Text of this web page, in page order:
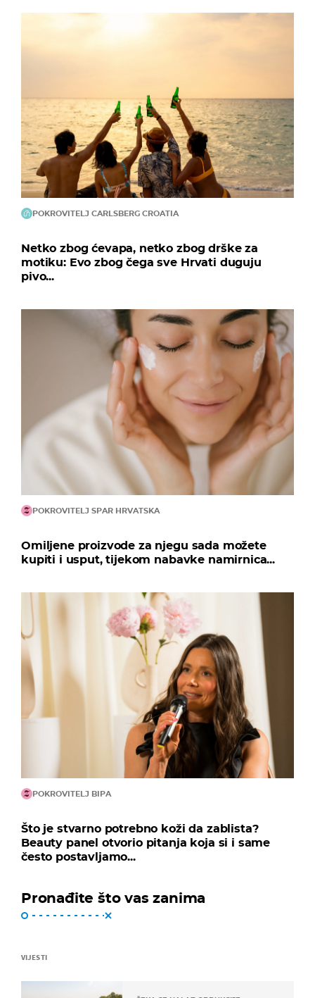
POKROVITELJ CARLSBERG CROATIA
Netko zbog ćevapa, netko zbog drške za
motiku: Evo zbog čega sve Hrvati duguju
pivo...
POKROVITELJ SPAR HRVATSKA
Omiljene proizvode za njegu sada možete
kupiti i usput, tijekom nabavke namirnica...
POKROVITELJ BIPA
Što je stvarno potrebno koži da zablista?
Beauty panel otvorio pitanja koja si i same
često postavljamo...
Pronađite što vas zanima
VIJESTI